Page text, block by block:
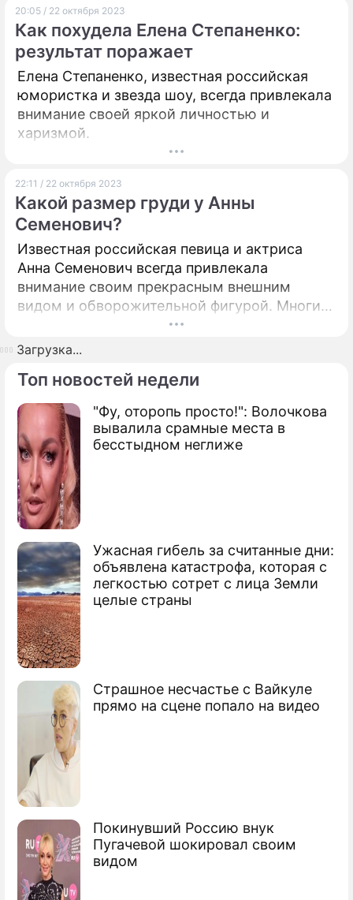
Топ новостей недели
"Фу, оторопь просто!": Волочкова
вывалила срамные места в
бесстыдном неглиже
Ужасная гибель за считанные дни:
объявлена катастрофа, которая с
легкостью сотрет с лица Земли
целые страны
Страшное несчастье с Вайкуле
прямо на сцене попало на видео
Покинувший Россию внук
Пугачевой шокировал своим
видом
20:05 / 22 октября 2023
Как похудела Елена Степаненко:
результат поражает
Елена Степаненко, известная российская
юмористка и звезда шоу, всегда привлекала
внимание своей яркой личностью и
харизмой.
22:11 / 22 октября 2023
Какой размер груди у Анны
Семенович?
Известная российская певица и актриса
Анна Семенович всегда привлекала
внимание своим прекрасным внешним
видом и обворожительной фигурой. Многие
ее поклонники задаются вопросом, какой
размер груди у этой талантливой и
сексуальной звезды.
Загрузка...